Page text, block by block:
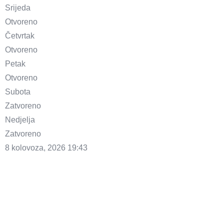
Srijeda
Otvoreno
Četvrtak
Otvoreno
Petak
Otvoreno
Subota
Zatvoreno
Nedjelja
Zatvoreno
8 kolovoza, 2026 19:43